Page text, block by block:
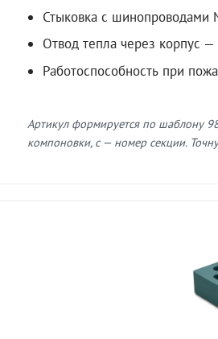
Стыковка с шинопроводами
Отвод тепла через корпус —
Работоспособность при
Артикул формируется по шаблону
компоновки, c — номер секции.